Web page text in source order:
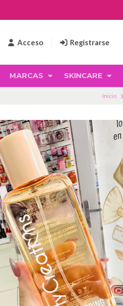
Acceso Registrarse
MARCAS SKINCARE
Inicio